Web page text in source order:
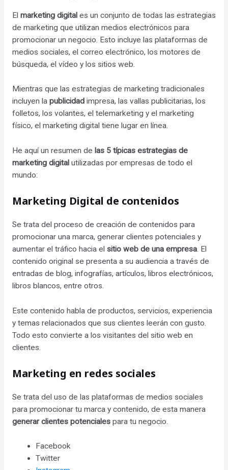
El marketing digitales un conjunto de todas las estrategias
de marketing que utilizan medios electrónicos para
promocionar un negocio. Esto incluye las plataformas de
medios sociales, el correo electrónico, los motores de
búsqueda, el vídeo y los sitios web.
Mientras que las estrategias de marketing tradicionales
incluyen la publicidadimpresa, las vallas publicitarias, los
folletos, los volantes, el telemarketing y el marketing
físico, el marketing digital tiene lugar en línea.
He aquí un resumen de las 5 típicas estrategias de
marketing digitalutilizadas por empresas de todo el
mundo:
Marketing Digital de contenidos
Se trata del proceso de creación de contenidos para
promocionar una marca, generar clientes potenciales y
aumentar el tráfico hacia el sitio web de una empresa. El
contenido original se presenta a su audiencia a través de
entradas de blog, infografías, artículos, libros electrónicos,
libros blancos, entre otros.
Este contenido habla de productos, servicios, experiencia
y temas relacionados que sus clientes leerán con gusto.
Todo esto convierte a los visitantes del sitio web en
clientes.
Marketing en redes sociales
Se trata del uso de las plataformas de medios sociales
para promocionar tu marca y contenido, de esta manera
generar clientes potencialespara tu negocio.
Facebook
Twitter